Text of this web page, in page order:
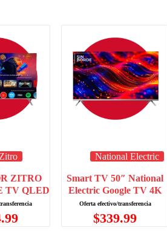
Zitro
ZITRO
TV QLED
National Electric
Smart TV 50″ National
Electric Google TV 4K
$339.99